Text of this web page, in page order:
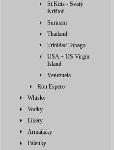
St.Kitts - Svatý
Krištof
Surinam
Thailand
Trinidad Tobago
USA + US Virgin
Island
Venezuela
Ron Espero
Whisky
Vodky
Likéry
Armaňaky
Pálenky